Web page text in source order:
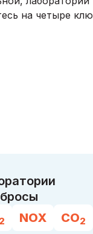
на четыре
2 NOX CO2